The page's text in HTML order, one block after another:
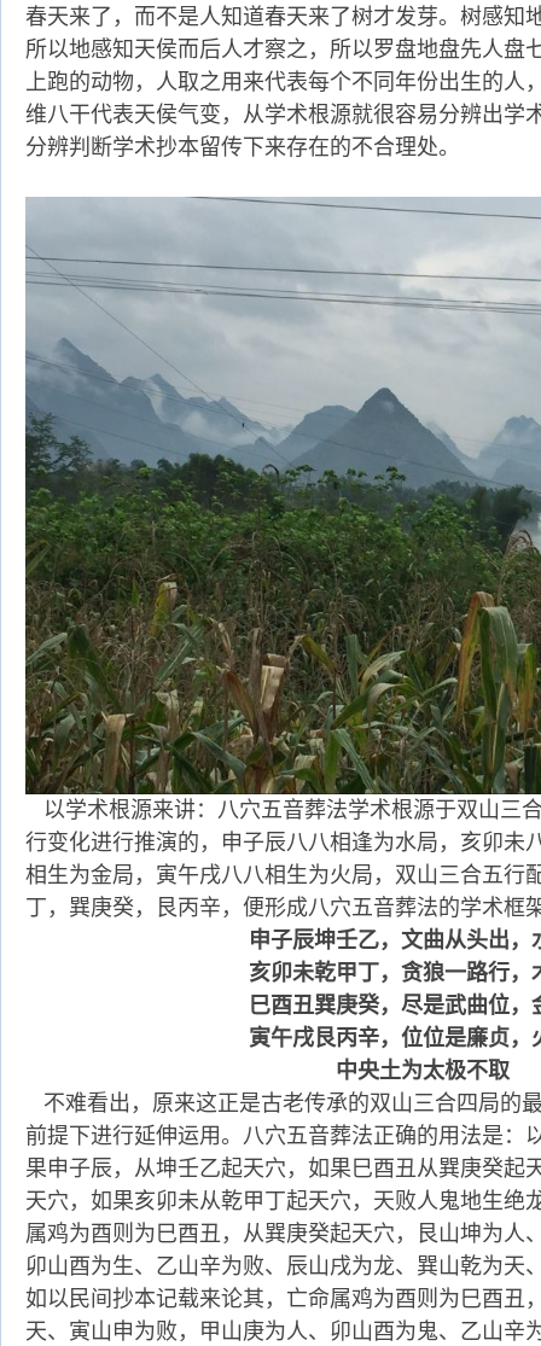
春天来了，而不是人知道春天来了树才发芽。树感知
所以地感知天侯而后人才察之，所以罗盘地盘先人盘
上跑的动物，人取之用来代表每个不同年份出生的人
维八干代表天侯气变，从学术根源就很容易分辨出学
分辨判断学术抄本留传下来存在的不合理处。
以学术根源来讲：八穴五音葬法学术根源于双山三
行变化进行推演的，申子辰八八相逢为水局，亥卯未
相生为金局，寅午戌八八相生为火局，双山三合五行
丁，巽庚癸，艮丙辛，便形成八穴五音葬法的学术框
申子辰坤壬乙，文曲从头出，
亥卯未乾甲丁，贪狼一路行，
巳酉丑巽庚癸，尽是武曲位，
寅午戌艮丙辛，位位是廉贞，
中央土为太极不取
不难看出，原来这正是古老传承的双山三合四局的
前提下进行延伸运用。八穴五音葬法正确的用法是：
果申子辰，从坤壬乙起天穴，如果巳酉丑从巽庚癸起
天穴，如果亥卯未从乾甲丁起天穴，天败人鬼地生绝
属鸡为酉则为巳酉丑，从巽庚癸起天穴，艮山坤为人
卯山酉为生、乙山辛为败、辰山戌为龙、巽山乾为天
如以民间抄本记载来论其，亡命属鸡为酉则为巳酉丑
天、寅山申为败，甲山庚为人、卯山酉为鬼、乙山辛